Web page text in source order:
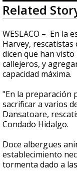
0
seconds
of
0
seconds
Related
WESLACO – En la
Harvey, rescatistas
dicen que han
callejeros, y
capacidad máxima.
"En la preparación
sacrificar a varios
Dansatoare,
Condado Hidalgo.
Doce albergues
establecimiento
tormenta dado a